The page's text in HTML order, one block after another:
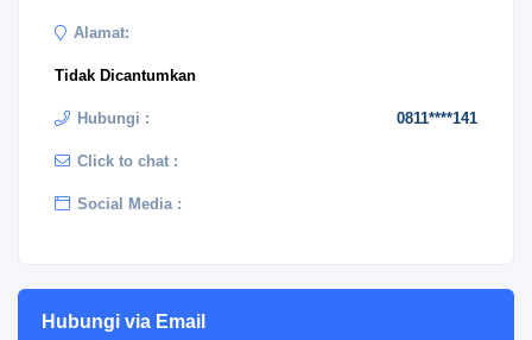
Alamat:
Tidak Dicantumkan
Hubungi : 0811****141
Click to chat :
Social Media :
Hubungi via Email